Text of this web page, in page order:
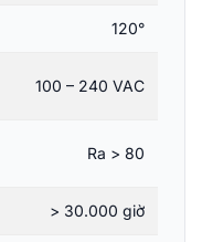
120°
100 – 240 VAC
Ra > 80
> 30.000 giờ